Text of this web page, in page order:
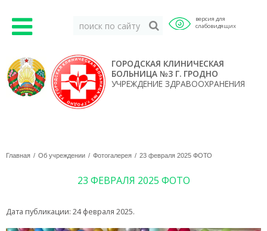
версия для
слабовидящих
ГОРОДСКАЯ КЛИНИЧЕСКАЯ
БОЛЬНИЦА №3 Г. ГРОДНО
УЧРЕЖДЕНИЕ ЗДРАВООХРАНЕНИЯ
Главная Об учреждении Фотогалерея 23 февраля 2025 ФОТО
23 ФЕВРАЛЯ 2025 ФОТО
Дата публикации: 24 февраля 2025.